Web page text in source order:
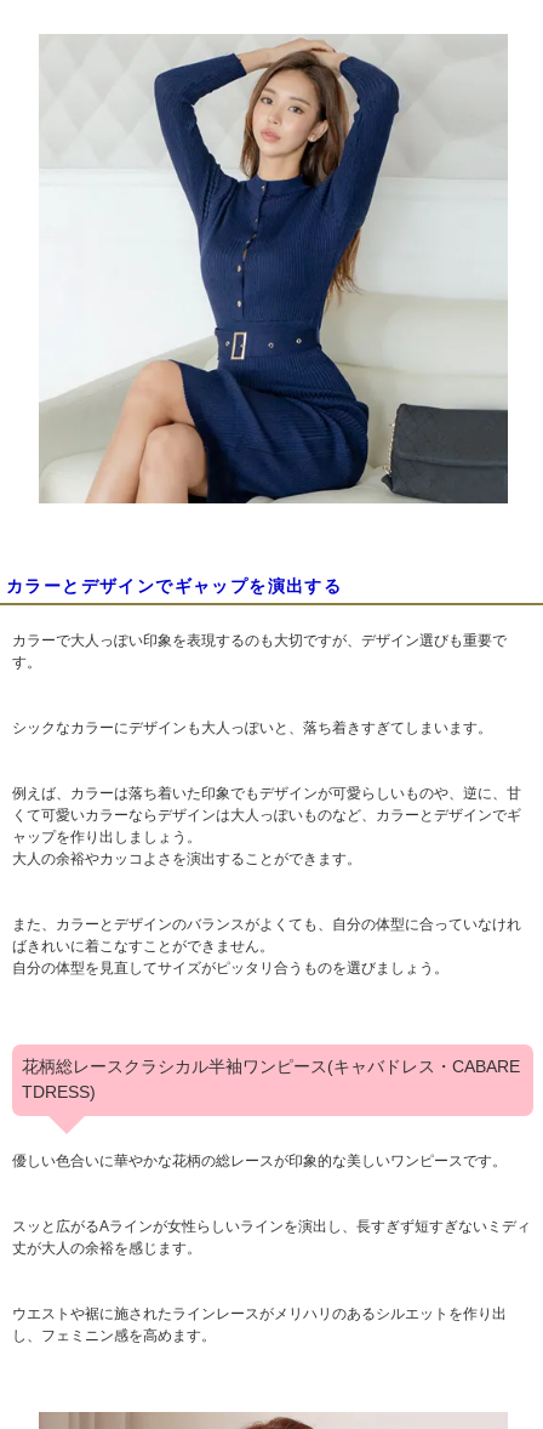
カラーとデザインでギャップを演出する
カラーで大人っぽい印象を表現するのも大切ですが、デザイン選びも重要で
す。
シックなカラーにデザインも大人っぽいと、落ち着きすぎてしまいます。
例えば、カラーは落ち着いた印象でもデザインが可愛らしいものや、逆に、甘
くて可愛いカラーならデザインは大人っぽいものなど、カラーとデザインでギ
ャップを作り出しましょう。
大人の余裕やカッコよさを演出することができます。
また、カラーとデザインのバランスがよくても、自分の体型に合っていなけれ
ばきれいに着こなすことができません。
自分の体型を見直してサイズがピッタリ合うものを選びましょう。
花柄総レースクラシカル半袖ワンピース(キャバドレス・CABARE
TDRESS)
優しい色合いに華やかな花柄の総レースが印象的な美しいワンピースです。
スッと広がるAラインが女性らしいラインを演出し、長すぎず短すぎないミディ
丈が大人の余裕を感じます。
ウエストや裾に施されたラインレースがメリハリのあるシルエットを作り出
し、フェミニン感を高めます。